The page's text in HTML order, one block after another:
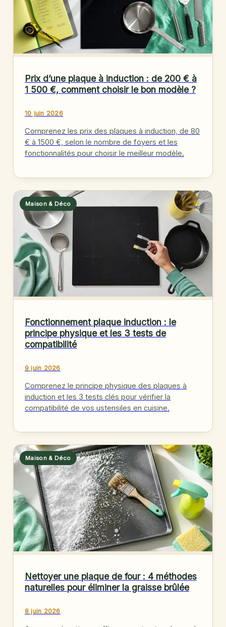
Prix d’une plaque à induction : de 200 € à
1 500 €, comment choisir le bon modèle ?
10 juin 2026
Comprenez les prix des plaques à induction, de 80
€ à 1500 €, selon le nombre de foyers et les
fonctionnalités pour choisir le meilleur modèle.
Maison & Déco
Fonctionnement plaque induction : le
principe physique et les 3 tests de
compatibilité
9 juin 2026
Comprenez le principe physique des plaques à
induction et les 3 tests clés pour vérifier la
compatibilité de vos ustensiles en cuisine.
Maison & Déco
Nettoyer une plaque de four : 4 méthodes
naturelles pour éliminer la graisse brûlée
8 juin 2026